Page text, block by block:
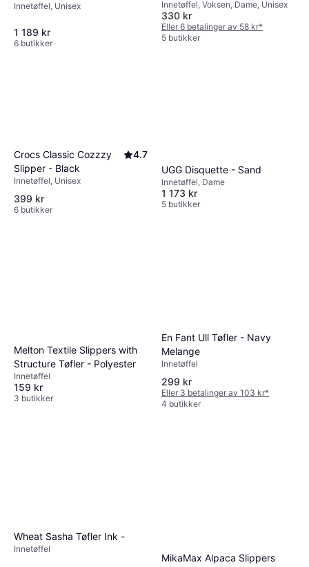
Innetøffel, Unisex
1 189 kr
6 butikker
Slip-ons - Rosa
Innetøffel, Voksen, Dame, Unisex
330 kr
Eller 6 betalinger av 58 kr*
5 butikker
Crocs Classic Cozzzy
Slipper - Black
4.7
Innetøffel, Unisex
399 kr
6 butikker
UGG Disquette - Sand
Innetøffel, Dame
1 173 kr
5 butikker
Melton Textile Slippers with
Structure Tøfler - Polyester
Innetøffel
159 kr
3 butikker
En Fant Ull Tøfler - Navy
Melange
Innetøffel
299 kr
Eller 3 betalinger av 103 kr*
4 butikker
Wheat Sasha Tøfler Ink -
Innetøffel
MikaMax Alpaca Slippers